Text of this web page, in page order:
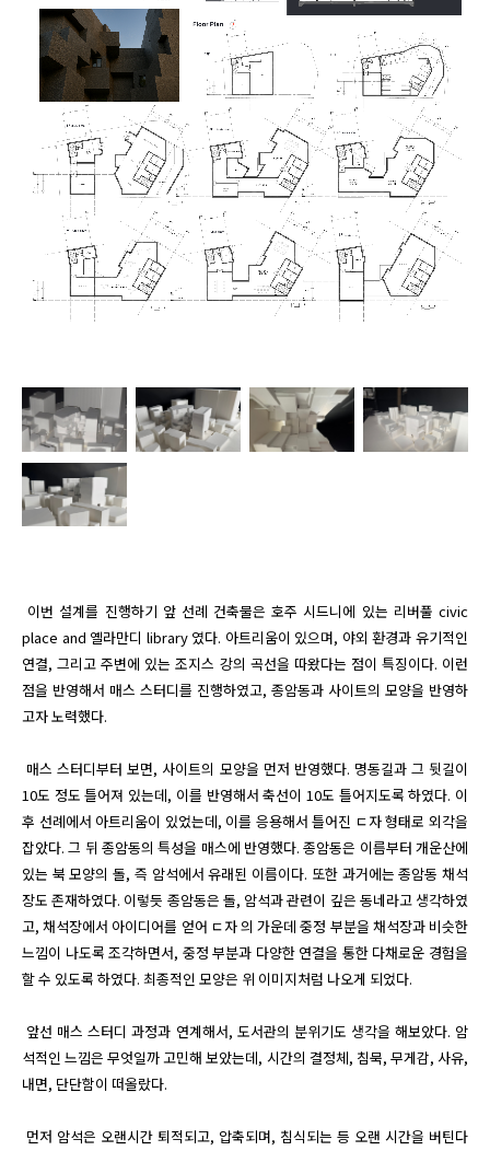
place and 옐라만디 library 였다. 아트리움이 있으며, 야외 환경과 유기적인
연결, 그리고 주변에 있는 조지스 강의 곡선을 따왔다는 점이 특징이다. 이런
점을 반영해서 매스 스터디를 진행하였고, 종암동과 사이트의 모양을 반영하
고자 노력했다.
10도 정도 틀어져 있는데, 이를 반영해서 축선이 10도 틀어지도록 하였다. 이
후 선례에서 아트리움이 있었는데, 이를 응용해서 틀어진 ㄷ자 형태로 외각을
잡았다. 그 뒤 종암동의 특성을 매스에 반영했다. 종암동은 이름부터 개운산에
있는 북 모양의 돌, 즉 암석에서 유래된 이름이다. 또한 과거에는 종암동 채석
장도 존재하였다. 이렇듯 종암동은 돌, 암석과 관련이 깊은 동네라고 생각하였
고, 채석장에서 아이디어를 얻어 ㄷ자 의 가운데 중정 부분을 채석장과 비슷한
느낌이 나도록 조각하면서, 중정 부분과 다양한 연결을 통한 다채로운 경험을
할 수 있도록 하였다. 최종적인 모양은 위 이미지처럼 나오게 되었다.
석적인 느낌은 무엇일까 고민해 보았는데, 시간의 결정체, 침묵, 무게감, 사유,
내면, 단단함이 떠올랐다.